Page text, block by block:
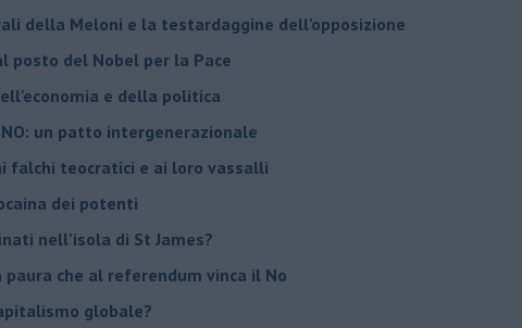
della Meloni e la testardaggine dell’opposizione
posto del Nobel per la Pace
e della politica
un patto intergenerazionale
falchi teocratici e ai loro vassalli
dei potenti
nell’isola di St James?
paura che al referendum vinca il No
globale?